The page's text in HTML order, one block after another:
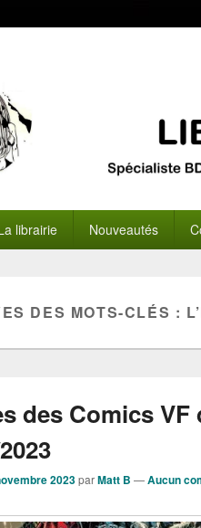
librairie Nouveautés
DES MOTS-CLÉS :
des Comics VF
2023parMatt B —Aucun